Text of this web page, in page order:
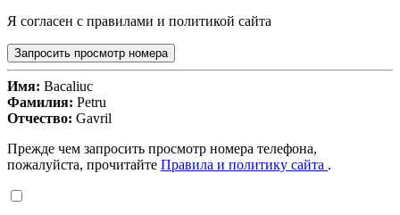
Я согласен с правилами и политикой сайта
Запросить просмотр номера
Имя: Bacaliuc
Фамилия: Petru
Отчество: Gavril
Прежде чем запросить просмотр номера телефона,
пожалуйста, прочитайте Правила и политику сайта .